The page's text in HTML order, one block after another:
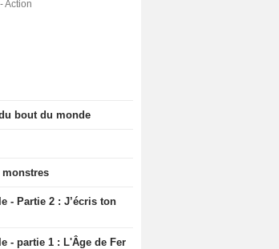
Action
bout du monde
monstres
- Partie 2 : J’écris ton
- partie 1 : L'Âge de Fer